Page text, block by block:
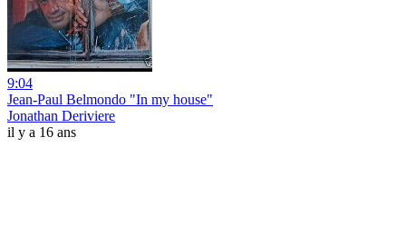
9:04
Jean-Paul Belmondo "In my house"
Jonathan Deriviere
il y a 16 ans